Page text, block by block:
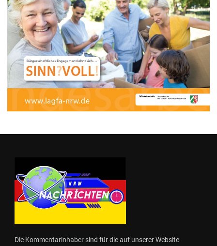
Die Kommentarinhaber sind für die auf unserer Website